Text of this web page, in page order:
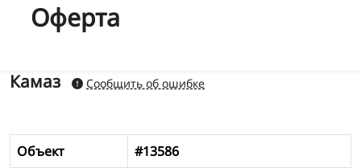
Оферта
Камаз Сообщить об ошибке
Объект
#13586